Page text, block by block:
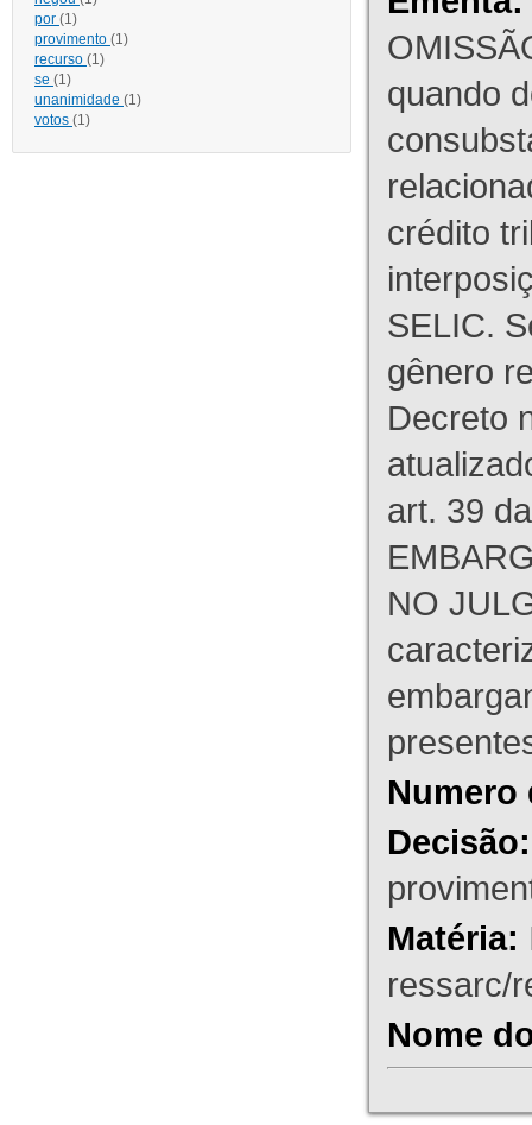
por (1)
provimento (1)
recurso (1)
se (1)
unanimidade (1)
votos (1)
quando
crédito
SELIC.
gênero
Decreto
art. 39
NO
Numero
Decisão:
Matéria:
ressarc/
Nome